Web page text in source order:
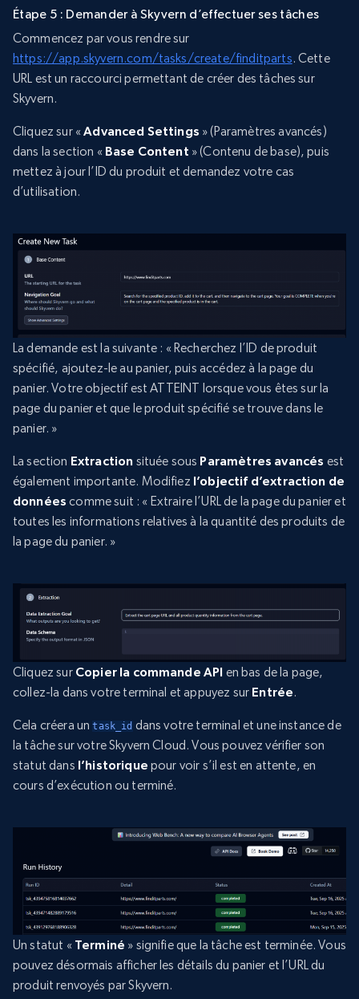
Étape 5 : Demander à Skyvern d’effectuer ses tâches
Commencez par vous rendre sur
https://app.skyvern.com/tasks/create/finditparts. Cette
URL est un raccourci permettant de créer des tâches sur
Skyvern.
Cliquez sur «Advanced Settings » (Paramètres avancés)
dans la section « Base Content » (Contenu de base), puis
mettez à jour l’ID du produit et demandez votre cas
d’utilisation.
La demande est la suivante : « Recherchez l’ID de produit
spécifié, ajoutez-le au panier, puis accédez à la page du
panier. Votre objectif est ATTEINT lorsque vous êtes sur la
page du panier et que le produit spécifié se trouve dans le
panier. »
La section Extraction située sous Paramètres avancés est
également importante. Modifiez l’objectif d’extraction de
données comme suit : « Extraire l’URL de la page du panier et
toutes les informations relatives à la quantité des produits de
la page du panier. »
Cliquez sur Copier la commande API en bas de la page,
collez-la dans votre terminal et appuyez sur Entrée.
Cela créera untask_id dans votre terminal et une instance de
la tâche sur votre Skyvern Cloud. Vous pouvez vérifier son
statut dans l’historique pour voir s’il est en attente, en
cours d’exécution ou terminé.
Un statut « Terminé » signifie que la tâche est terminée. Vous
pouvez désormais afficher les détails du panier et l’URL du
produit renvoyés par Skyvern.